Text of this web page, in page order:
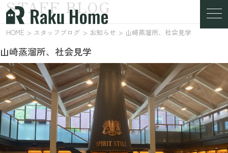
スタッフブログ
STAFF BLOG
HOME スタッフブログ お知らせ 山崎蒸溜所、社会見学
山崎蒸溜所、社会見学